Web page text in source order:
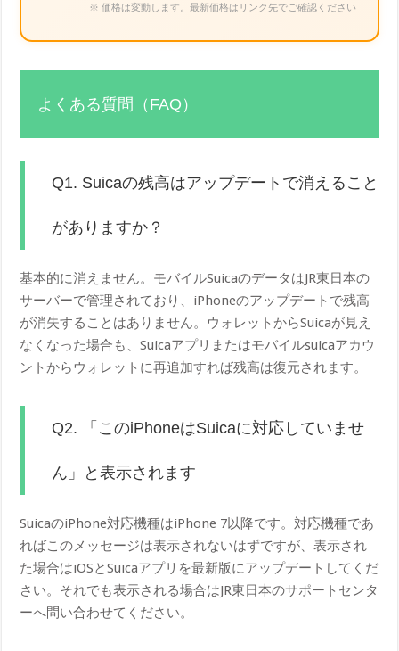
※ 価格は変動します。最新価格はリンク先でご確認ください
よくある質問（FAQ）
Q1. Suicaの残高はアップデートで消えること
がありますか？
基本的に消えません。モバイルSuicaのデータはJR東日本の
サーバーで管理されており、iPhoneのアップデートで残高
が消失することはありません。ウォレットからSuicaが見え
なくなった場合も、Suicaアプリまたはモバイルsuicaアカウ
ントからウォレットに再追加すれば残高は復元されます。
Q2. 「このiPhoneはSuicaに対応していませ
ん」と表示されます
SuicaのiPhone対応機種はiPhone 7以降です。対応機種であ
ればこのメッセージは表示されないはずですが、表示され
た場合はiOSとSuicaアプリを最新版にアップデートしてくだ
さい。それでも表示される場合はJR東日本のサポートセンタ
ーへ問い合わせてください。